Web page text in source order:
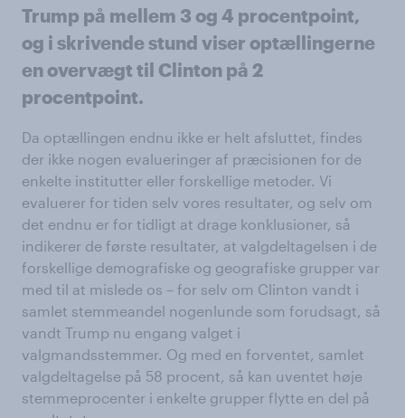
Trump på mellem 3 og 4 procentpoint,
og i skrivende stund viser optællingerne
en overvægt til Clinton på 2
procentpoint.
Da optællingen endnu ikke er helt afsluttet, findes
der ikke nogen evalueringer af præcisionen for de
enkelte institutter eller forskellige metoder. Vi
evaluerer for tiden selv vores resultater, og selv om
det endnu er for tidligt at drage konklusioner, så
indikerer de første resultater, at valgdeltagelsen i de
forskellige demografiske og geografiske grupper var
med til at mislede os – for selv om Clinton vandt i
samlet stemmeandel nogenlunde som forudsagt, så
vandt Trump nu engang valget i
valgmandsstemmer. Og med en forventet, samlet
valgdeltagelse på 58 procent, så kan uventet høje
stemmeprocenter i enkelte grupper flytte en del på